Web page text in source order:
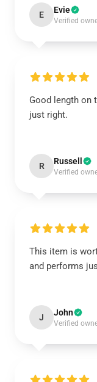
E Evie
Verified
Good length on
just right.
R Russell
Verified
This item is
and performs
J John
Verified